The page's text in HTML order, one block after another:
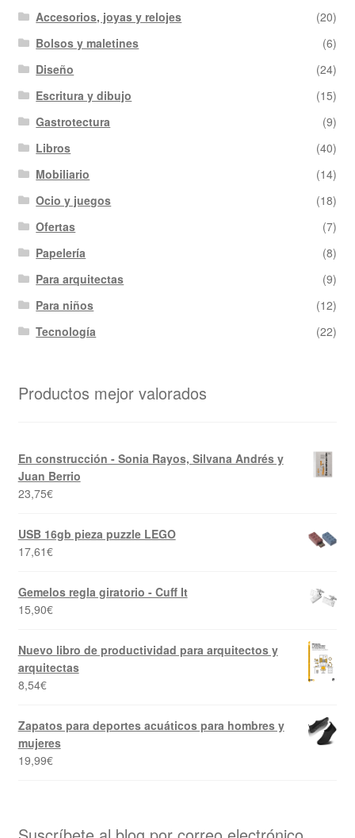
Accesorios, joyas y relojes
(20)
Bolsos y maletines
(6)
Diseño
(24)
Escritura y dibujo
(15)
Gastrotectura
(9)
Libros
(40)
Mobiliario
(14)
Ocio y juegos
(18)
Ofertas
(7)
Papelería
(8)
Para arquitectas
(9)
Para niños
(12)
Tecnología
(22)
Productos mejor valorados
En construcción - Sonia Rayos, Silvana Andrés y
Juan Berrio
23,75€
USB 16gb pieza puzzle LEGO
17,61€
Gemelos regla giratorio - Cuff It
15,90€
Nuevo libro de productividad para arquitectos y
arquitectas
8,54€
Zapatos para deportes acuáticos para hombres y
mujeres
19,99€